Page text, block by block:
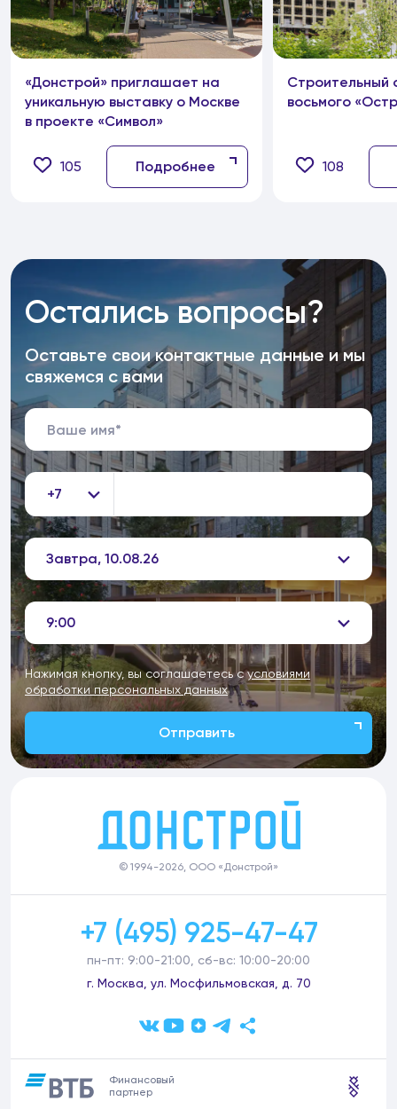
«Донстрой» приглашает на
уникальную выставку о Москве
в проекте «Символ»
105 Подробнее
Строительный
восьмого
108
Остались вопросы?
Оставьте свои контактные данные и мы
свяжемся с вами
+7
Завтра, 10.08.26
9:00
Нажимая кнопку, вы соглашаетесь сусловиями
обработки персональных данных
Отправить
© 1994-2026, ООО «Донстрой»
+7 (495) 925-47-47
пн-пт: 9:00-21:00, сб-вс: 10:00-20:00
г. Москва, ул. Мосфильмовская, д. 70
Финансовый
партнер